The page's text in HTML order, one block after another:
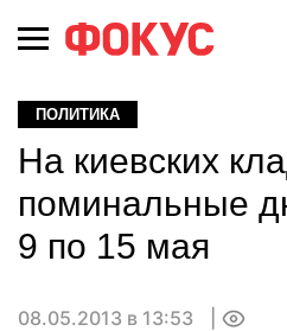
ПОЛИТИКА
На киевских
поминальные
9 по 15 мая
08.05.2013 в 13:53